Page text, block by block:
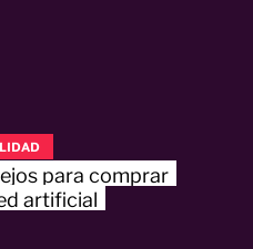
para comprar
artificial